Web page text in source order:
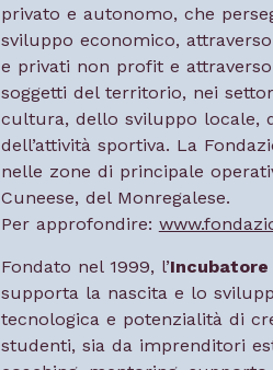
privato e autonomo, che
sviluppo economico,
e privati non profit e
soggetti del territorio, nei
cultura, dello sviluppo locale,
dell’attività sportiva. La
nelle zone di principale
Cuneese, del Monregalese.
Per approfondire:
Fondato nel 1999, l’
supporta la nascita e lo
tecnologica e potenzialità di
studenti, sia da imprenditori